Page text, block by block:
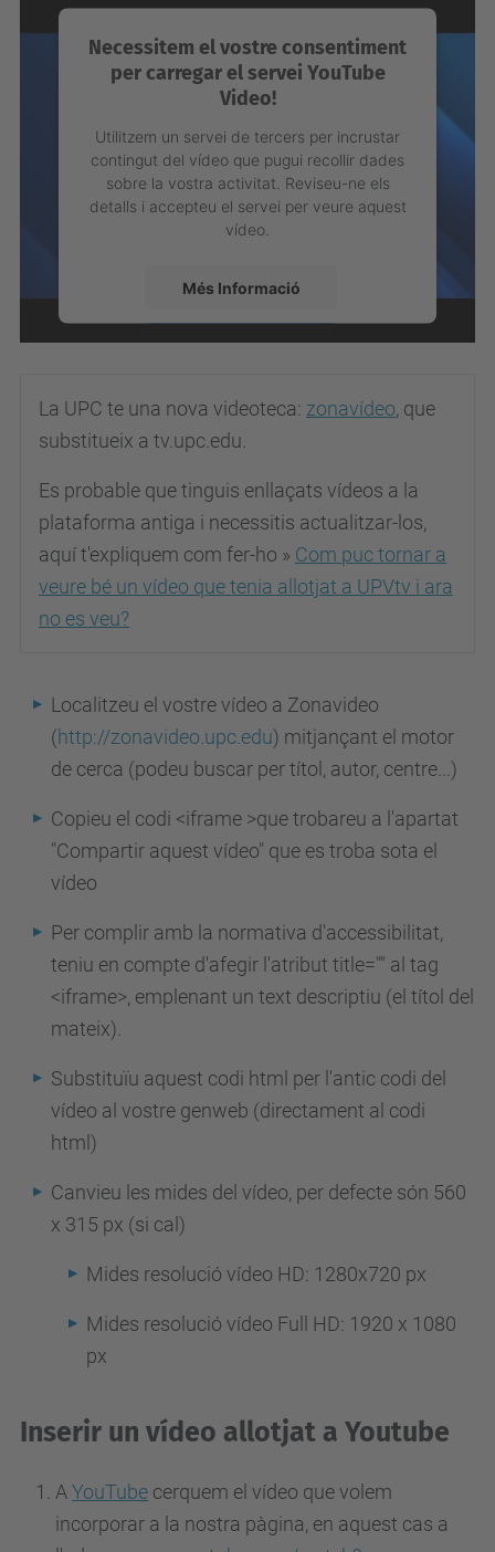
Necessitem el vostre consentiment
per carregar el servei YouTube
Video!
Utilitzem un servei de tercers per incrustar
contingut del vídeo que pugui recollir dades
sobre la vostra activitat. Reviseu-ne els
detalls i accepteu el servei per veure aquest
vídeo.
Més Informació
Accepta
Management Platform
Inserir un vídeo allotjat a
Zonavideo
La UPC te una nova videoteca: zonavídeo, que
substitueix a tv.upc.edu.
Es probable que tinguis enllaçats vídeos a la
plataforma antiga i necessitis actualitzar-los,
aquí t'expliquem com fer-ho » Com puc tornar a
veure bé un vídeo que tenia allotjat a UPVtv i ara
no es veu?
Localitzeu el vostre vídeo a Zonavideo
(http://zonavideo.upc.edu) mitjançant el motor
de cerca (podeu buscar per títol, autor, centre...)
Copieu el codi <iframe >que trobareu a l'apartat
"Compartir aquest vídeo" que es troba sota el
vídeo
Per complir amb la normativa d'accessibilitat,
teniu en compte d'afegir l'atribut title="" al tag
<iframe>, emplenant un text descriptiu (el títol del
mateix).
Substituïu aquest codi html per l'antic codi del
vídeo al vostre genweb (directament al codi
html)
Canvieu les mides del vídeo, per defecte són 560
x 315 px (si cal)
Mides resolució vídeo HD: 1280x720 px
Mides resolució vídeo Full HD: 1920 x 1080
px
Inserir un vídeo allotjat a Youtube
AYouTube cerquem el vídeo que volem
incorporar a la nostra pàgina, en aquest cas a